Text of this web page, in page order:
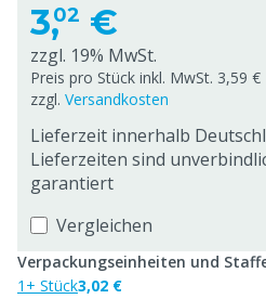
3,02 €
zzgl. 19% MwSt.
Preis pro Stück inkl. MwSt. 3,59 €
zzgl. Versandkosten
Lieferzeit innerhalb
Lieferzeiten sind
garantiert
Vergleichen
Verpackungseinheiten und
1+ Stück3,02 €